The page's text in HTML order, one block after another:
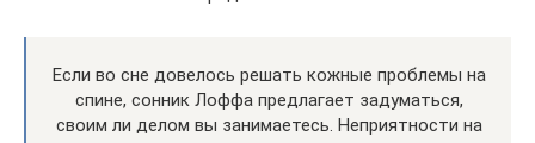
Если во сне довелось решать кожные проблемы на
спине, сонник Лоффа предлагает задуматься,
своим ли делом вы занимаетесь. Неприятности на